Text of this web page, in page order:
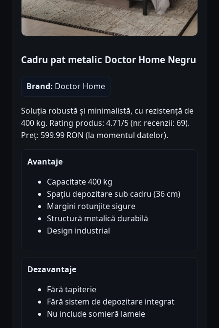
Cadru pat metalic Doctor Home Negru
Brand: Doctor Home
Soluția robustă și minimalistă, cu rezistență de
400 kg. Rating produs: 4.71/5 (nr. recenzii: 69).
Preț: 599.99 RON (la momentul datelor).
Avantaje
Capacitate 400 kg
Spațiu depozitare sub cadru (36 cm)
Margini rotunjite sigure
Structură metalică durabilă
Design industrial
Dezavantaje
Fără tapiterie
Fără sistem de depozitare integrat
Nu include somieră lamele